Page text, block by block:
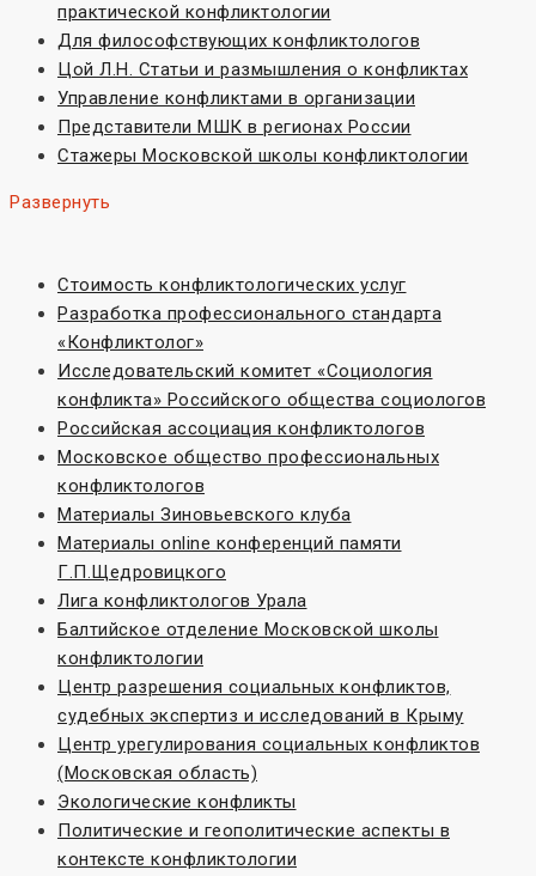
практической конфликтологии
Для философствующих конфликтологов
Цой Л.Н. Статьи и размышления о конфликтах
Управление конфликтами в организации
Представители МШК в регионах России
Стажеры Московской школы конфликтологии
Развернуть
Стоимость конфликтологических услуг
Разработка профессионального стандарта
«Конфликтолог»
Исследовательский комитет «Социoлогия
конфликта» Российского общества социологов
Российская ассоциация конфликтологов
Московское общество профессиональных
конфликтологов
Материалы Зиновьевского клуба
Материалы online конференций памяти
Г.П.Щедровицкого
Лига конфликтологов Урала
Балтийское отделение Московской школы
конфликтологии
Центр разрешения социальных конфликтов,
судебных экспертиз и исследований в Крыму
Центр урегулирования социальных конфликтов
(Московская область)
Экологические конфликты
Политические и геополитические аспекты в
контексте конфликтологии